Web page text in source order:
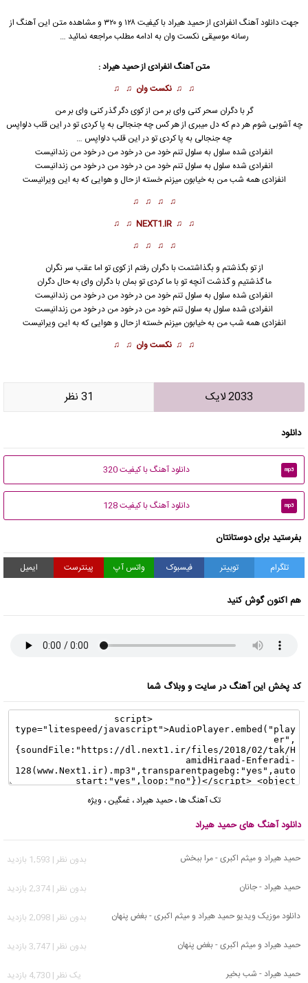
جهت دانلود آهنگ انفرادی ازحمید هیراد
با کیفیت ۱۲۸ و ۳۲۰ و مشاهده متن این آهنگ از
رسانه موسیقی نکست وان به ادامه مطلب مراجعه نمائید …
متن آهنگ انفرادی ازحمید هیراد:
♫ ♫ نکست وان ♫ ♫
گر با دگران سحر کنی وای بر من از کوی دگر گذر کنی وای بر من
چه آشوبی شوم هر دم که دل میبری از هر کس چه جنجالی به پا کردی تو در این قلب دلواپس
چه جنجالی به پا کردی تو در این قلب دلواپس …
انفرادی شده سلول به سلول تنم خود من در خود من در خود من زندانیست
انفرادی شده سلول به سلول تنم خود من در خود من در خود من زندانیست
انفزادی همه شب من به خیابون میزنم خسته از حال و هوایی که به این ویرانیست
♫ ♫ ♫ ♫
♫ ♫
NEXT1.IR
♫ ♫
♫ ♫ ♫ ♫
از تو بگذشتم و بگذاشتمت با دگران رفتم از کوی تو اما عقب سر نگران
ما گذشتیم و گذشت آنچه تو با ما کردی تو بمان با دگران وای به حال دگران
انفرادی شده سلول به سلول تنم خود من در خود من در خود من زندانیست
انفرادی شده سلول به سلول تنم خود من در خود من در خود من زندانیست
انفزادی همه شب من به خیابون میزنم خسته از حال و هوایی که به این ویرانیست
♫ ♫ نکست وان ♫ ♫
2033 لایک 31 نظر
دانلود
mp3 دانلود آهنگ با کیفیت 320
mp3 دانلود آهنگ با کیفیت 128
بفرستید برای دوستانتان
تلگرام توییتر فیسبوک واتس آپ پینترست ایمیل
هم اکنون گوش کنید
کد پخش این آهنگ در سایت و وبلاگ شما
تک آهنگ ها، حمید هیراد، غمگین ، ویژه
دانلود آهنگ های حمید هیراد
حمید هیراد و میثم اکبری - مرا ببخش
بدون نظر | 1,593 بازدید
حمید هیراد - جانان
بدون نظر | 2,374 بازدید
دانلود موزیک ویدیو حمید هیراد و میثم اکبری - بغض پنهان
بدون نظر | 2,098 بازدید
حمید هیراد و میثم اکبری - بغض پنهان
بدون نظر | 3,747 بازدید
حمید هیراد - شب بخیر
يک نظر | 4,730 بازدید